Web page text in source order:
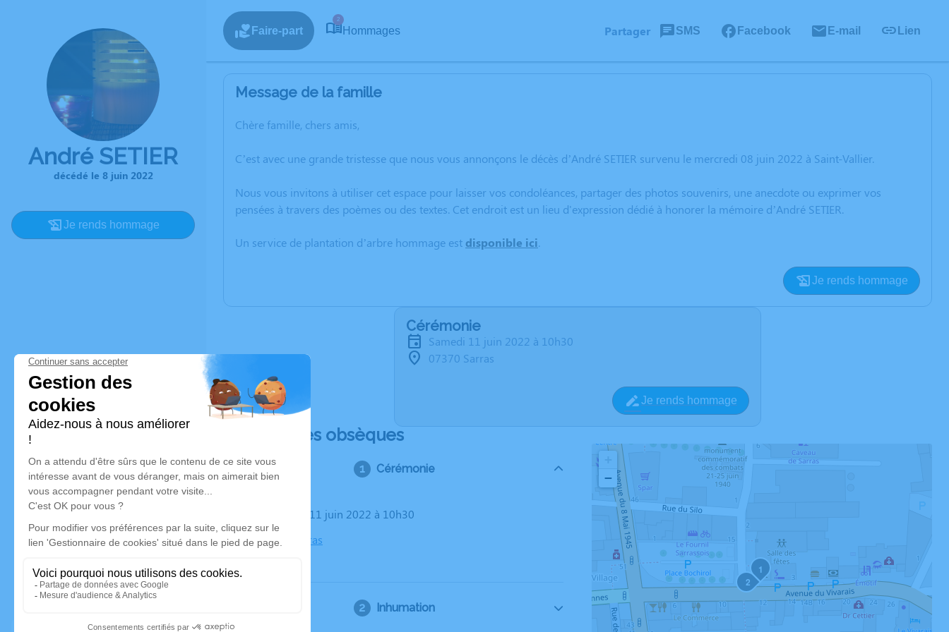
André SETIER
décédé le 8 juin 2022
Je rends hommage
Faire-part
2
Hommages Partager SMS Facebook E-mail Lien
Message de la famille
Chère famille, chers amis,
C’est avec une grande tristesse que nous vous annonçons le décès d’André SETIER survenu le mercredi 08 juin 2022 à Saint-Vallier.
Nous vous invitons à utiliser cet espace pour laisser vos condoléances, partager des photos souvenirs, une anecdote ou exprimer vos
pensées à travers des poèmes ou des textes. Cet endroit est un lieu d'expression dédié à honorer la mémoire d’André SETIER.
Un service de plantation d’arbre hommage est disponible ici.
Je rends hommage
Cérémonie
samedi 11 juin 2022 à 10h30
07370 Sarras
Je rends hommage
Déroulé des obsèques
Cérémonie
Le samedi 11 juin 2022 à 10h30
07370 Sarras
Inhumation
1
2
−